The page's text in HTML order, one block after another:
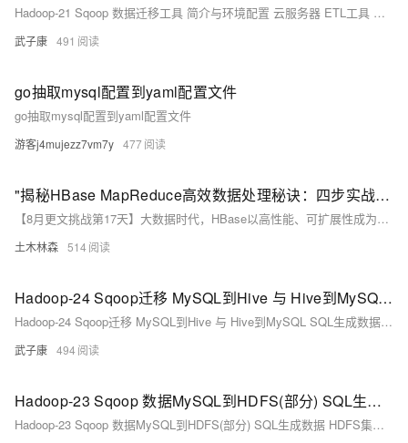
Hadoop-21 Sqoop 数据迁移工具 简介与环境配置 云服务器 ETL工具 MySQL与Hive数据互相迁移 导入导出
武子康 491
go抽取mysql配置到yaml配置文件
go抽取mysql配置到yaml配置文件
游客j4mujezz7vm7y 477
"揭秘HBase MapReduce高效数据处理秘诀：四步实战攻略，让你轻松玩转大数据分析！"
【8月更文挑战第17天】大数据时代，HBase以高性能、可扩展性成为关键的数据存储解决方案。结合MapReduce分布式计算框架，能高效处理HBase中的大规模数据。本文通过实例展示如何配置HBase集群、编写Map和Reduce函数，以及运行MapReduce作业来计算HBase某列的平均值。此过程不仅限于简单的统计分析，还可扩展至更复杂的数据处理任务，为企业提供强有力的大数据技术支持。
土木林森 514
Hadoop-24 Sqoop迁移 MySQL到Hive 与 Hive到MySQL SQL生成数据 HDFS集群 Sqoop import jdbc ETL MapReduce
Hadoop-24 Sqoop迁移 MySQL到Hive 与 Hive到MySQL SQL生成数据 HDFS集群 Sqoop import jdbc ETL MapReduce
武子康 494
Hadoop-23 Sqoop 数据MySQL到HDFS(部分) SQL生成数据 HDFS集群 Sqoop import jdbc ETL MapReduce
Hadoop-23 Sqoop 数据MySQL到HDFS(部分) SQL生成数据 HDFS集群 Sqoop import jdbc ETL MapReduce